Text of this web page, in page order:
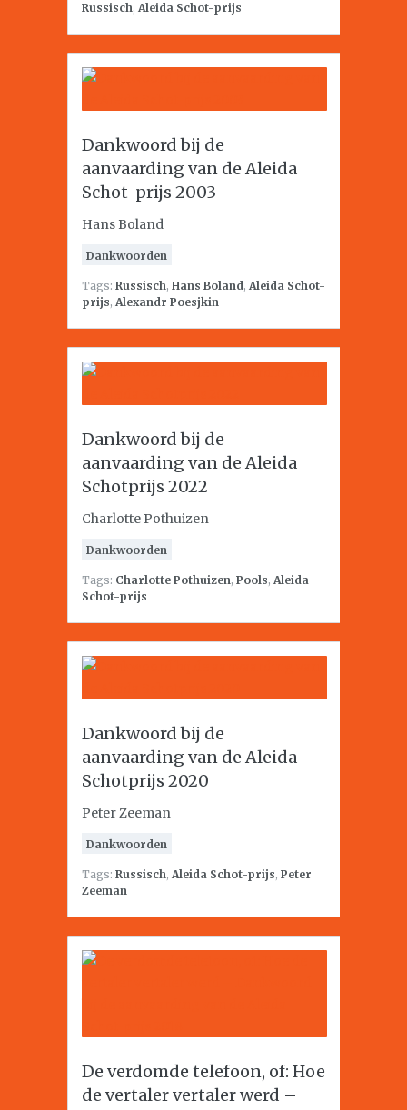
Russisch, Aleida Schot-prijs
Dankwoord bij de
aanvaarding van de Aleida
Schot-prijs 2003
Hans Boland
Dankwoorden
Tags: Russisch, Hans Boland, Aleida Schot-
prijs, Alexandr Poesjkin
Dankwoord bij de
aanvaarding van de Aleida
Schotprijs 2022
Charlotte Pothuizen
Dankwoorden
Tags: Charlotte Pothuizen, Pools, Aleida
Schot-prijs
Dankwoord bij de
aanvaarding van de Aleida
Schotprijs 2020
Peter Zeeman
Dankwoorden
Tags: Russisch, Aleida Schot-prijs, Peter
Zeeman
De verdomde telefoon, of: Hoe
de vertaler vertaler werd –